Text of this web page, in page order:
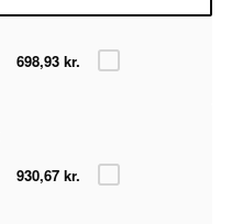
698,93 kr.
930,67 kr.